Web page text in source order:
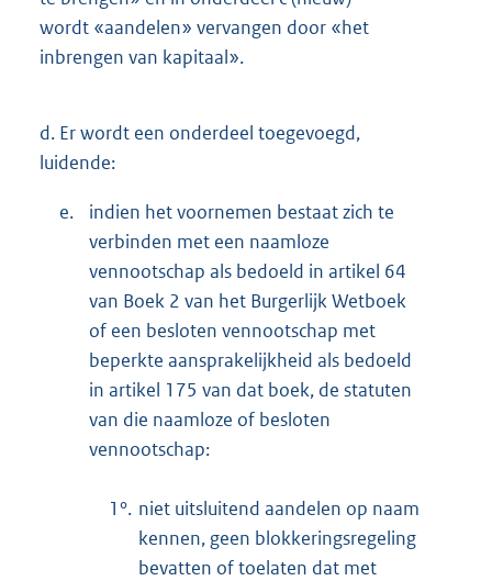
wordt «aandelen» vervangen door «het
inbrengen van kapitaal».
d. Er wordt een onderdeel toegevoegd,
luidende:
e.
indien het voornemen bestaat zich te
verbinden met een naamloze
vennootschap als bedoeld in artikel 64
van Boek 2 van het Burgerlijk Wetboek
of een besloten vennootschap met
beperkte aansprakelijkheid als bedoeld
in artikel 175 van dat boek, de statuten
van die naamloze of besloten
vennootschap:
1°. niet uitsluitend aandelen op naam
kennen, geen blokkeringsregeling
bevatten of toelaten dat met